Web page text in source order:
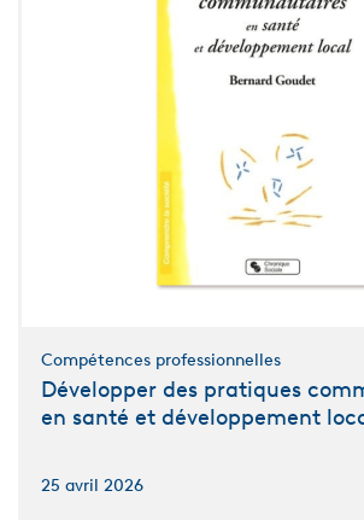
Compétences professionnelles
Développer des pratiques
en santé et développement
25 avril 2026